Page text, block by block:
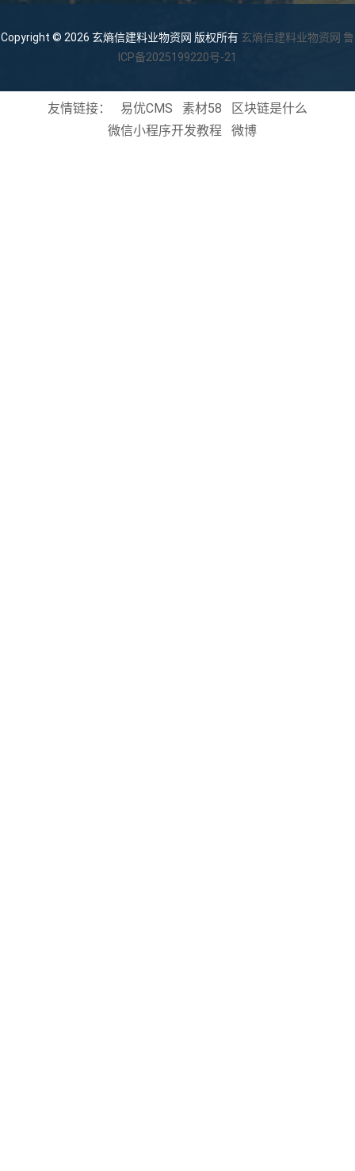
Copyright © 2026 玄熵信建料业物资网 版权所有 玄熵信建料业物资网 鲁
ICP备2025199220号-21
友情链接： 易优CMS 素材58
区块链是什么
微信小程序开发教程
微博